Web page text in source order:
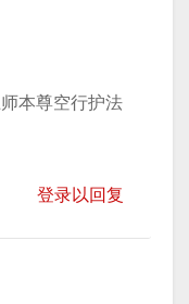
本尊空行护法
登录以回复